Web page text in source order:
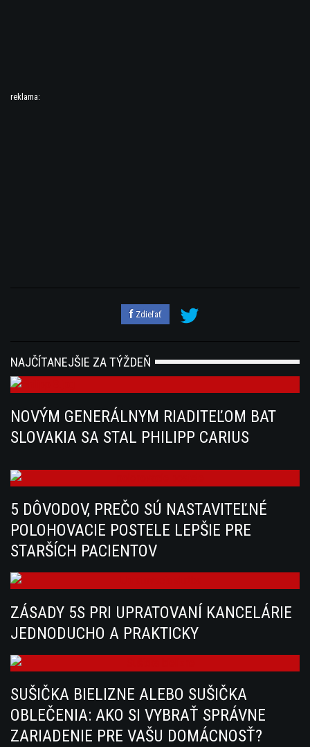
reklama:
Zdieľať
NAJČÍTANEJŠIE ZA TÝŽDEŇ
NOVÝM GENERÁLNYM RIADITEĽOM BAT
SLOVAKIA SA STAL PHILIPP CARIUS
5 DÔVODOV, PREČO SÚ NASTAVITEĽNÉ
POLOHOVACIE POSTELE LEPŠIE PRE
STARŠÍCH PACIENTOV
ZÁSADY 5S PRI UPRATOVANÍ KANCELÁRIE
JEDNODUCHO A PRAKTICKY
SUŠIČKA BIELIZNE ALEBO SUŠIČKA
OBLEČENIA: AKO SI VYBRAŤ SPRÁVNE
ZARIADENIE PRE VAŠU DOMÁCNOSŤ?